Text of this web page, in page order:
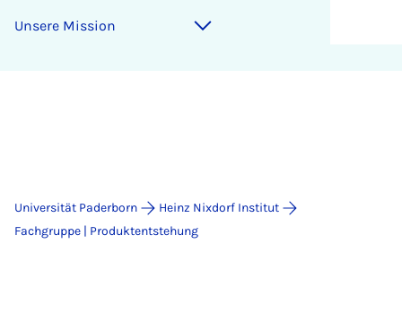
Un­se­re Missi­on
Universität Paderborn
Heinz Nixdorf Institut
Fachgruppe | Produktentstehung